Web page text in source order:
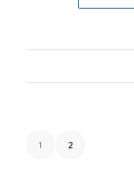
1 2